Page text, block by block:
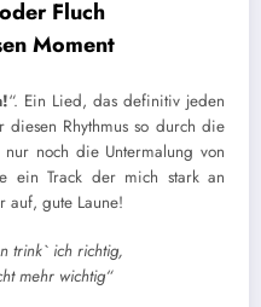
Fluch
Moment
“. Ein Lied, das definitiv jeden
Rhythmus so durch die
noch die Untermalung von
ein Track der mich stark an
auf, gute Laune!
trink` ich richtig,
mehr wichtig“